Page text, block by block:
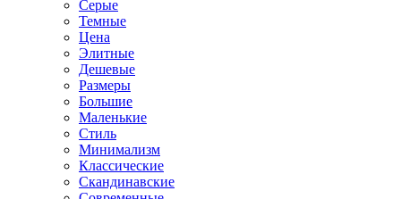
Серые
Темные
Цена
Элитные
Дешевые
Размеры
Большие
Маленькие
Стиль
Минимализм
Классические
Скандинавские